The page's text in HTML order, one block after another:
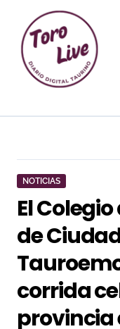
contenido
NOTICIAS
El
de
corrida
provincia